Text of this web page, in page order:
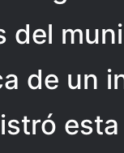
del
de un